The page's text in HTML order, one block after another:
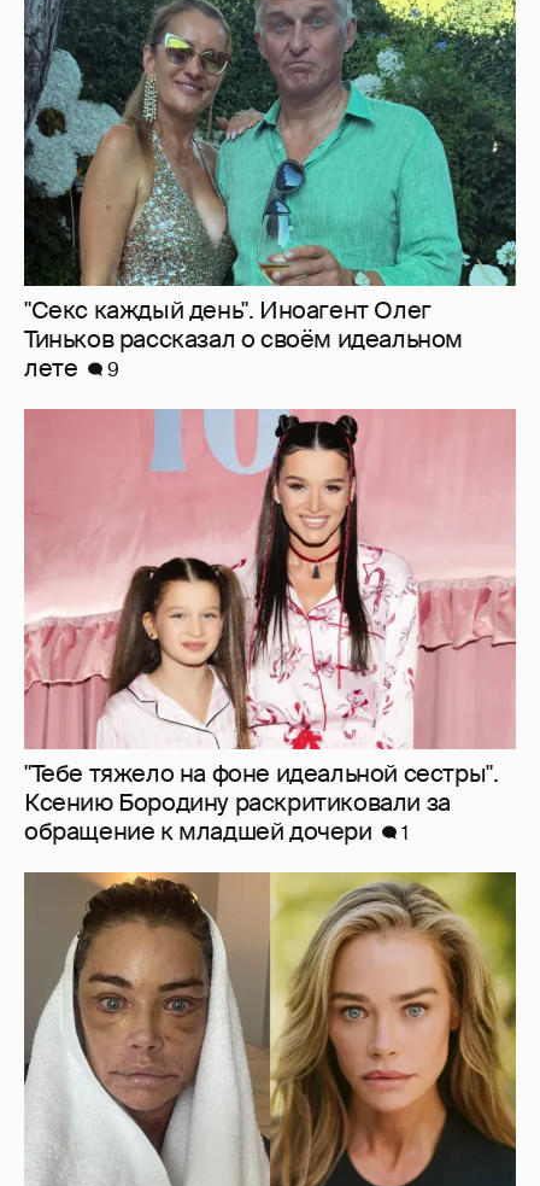
"Секс каждый день". Иноагент Олег
Тиньков рассказал о своём идеальном
лете
9
"Тебе тяжело на фоне идеальной сестры".
Ксению Бородину раскритиковали за
обращение к младшей дочери
1